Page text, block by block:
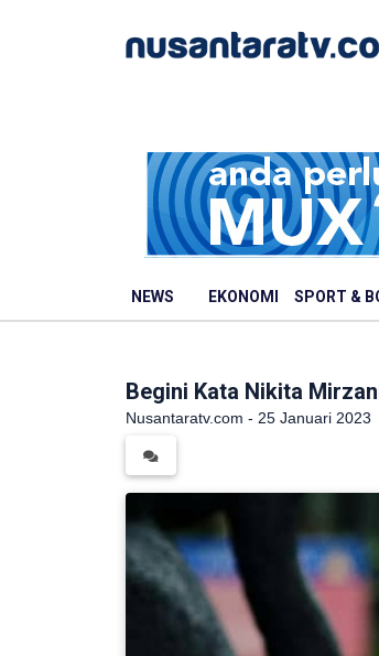
NEWS EKONOMI SPORT &
Begini Kata Nikita
Nusantaratv.com - 25 Januari 2023